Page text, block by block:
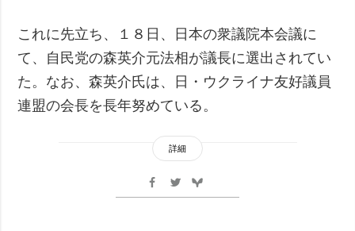
これに先立ち、１８日、日本の衆議院本会議に
て、自民党の森英介元法相が議長に選出されてい
た。なお、森英介氏は、日・ウクライナ友好議員
連盟の会長を長年努めている。
詳細